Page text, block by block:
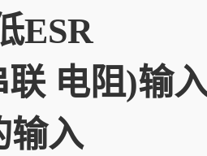
ESR
联 电阻)输
输入